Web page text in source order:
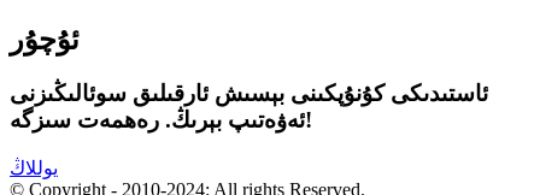
ئۇچۇر
ئاستىدىكى كۇنۇپكىنى بېسىش ئارقىلىق سوئالىڭىزنى
ئەۋەتىپ بېرىڭ. رەھمەت سىزگە!
يوللاڭ
© Copyright - 2010-2024: All rights Reserved.